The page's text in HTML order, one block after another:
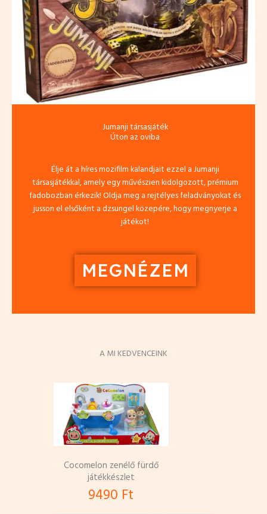
Jumanji társasjáték
Úton az oviba
Élje át a híres mozifilm kalandjait ezzel a Jumanji
társasjátékkal, amely egy művészien kidolgozott, prémium
fadobozban érkezik! Oldja meg a rejtélyes feladványokat és
jusson el elsőként a dzsungel közepére, hogy megnyerje a
játékot!
MEGNÉZEM
A MI KEDVENCEINK
Cocomelon zenélő fürdő
játékkészlet
9490 Ft